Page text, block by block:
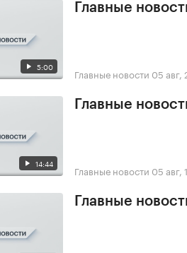
5:00
Главные
Главные новости 05 авг,
14:44
Главные
Главные новости 05 авг,
Главные